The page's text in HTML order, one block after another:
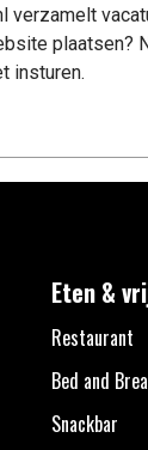
verzamelt
plaatsen?
insturen.
Eten &
Restaurant
Bed and
Snackbar